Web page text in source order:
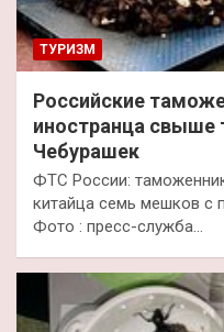
ТУРИЗМ
Российские
иностранца
Чебурашек
ФТС России:
китайца семь мешков
Фото : пресс-служба…